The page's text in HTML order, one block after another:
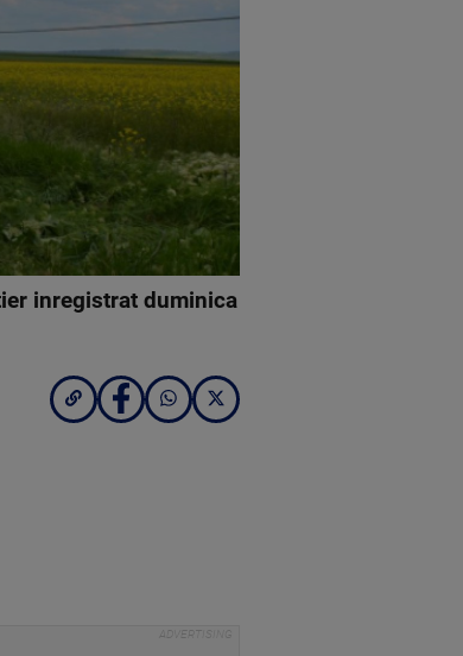
inregistrat duminica